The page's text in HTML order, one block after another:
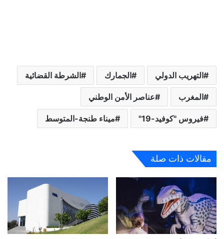
التهريب الدولي الجمارك الشرطة القضائية
المغرب عناصر الأمن الوطني
فيروس "كوفيد-19" ميناء طنجة-المتوسط
مقالات ذات صلة